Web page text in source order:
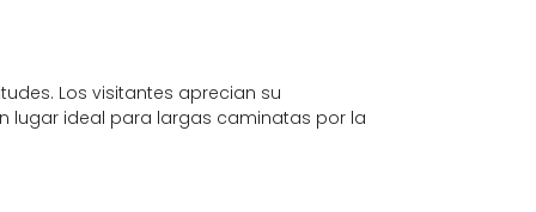
Los visitantes aprecian su
lugar ideal para largas caminatas por la